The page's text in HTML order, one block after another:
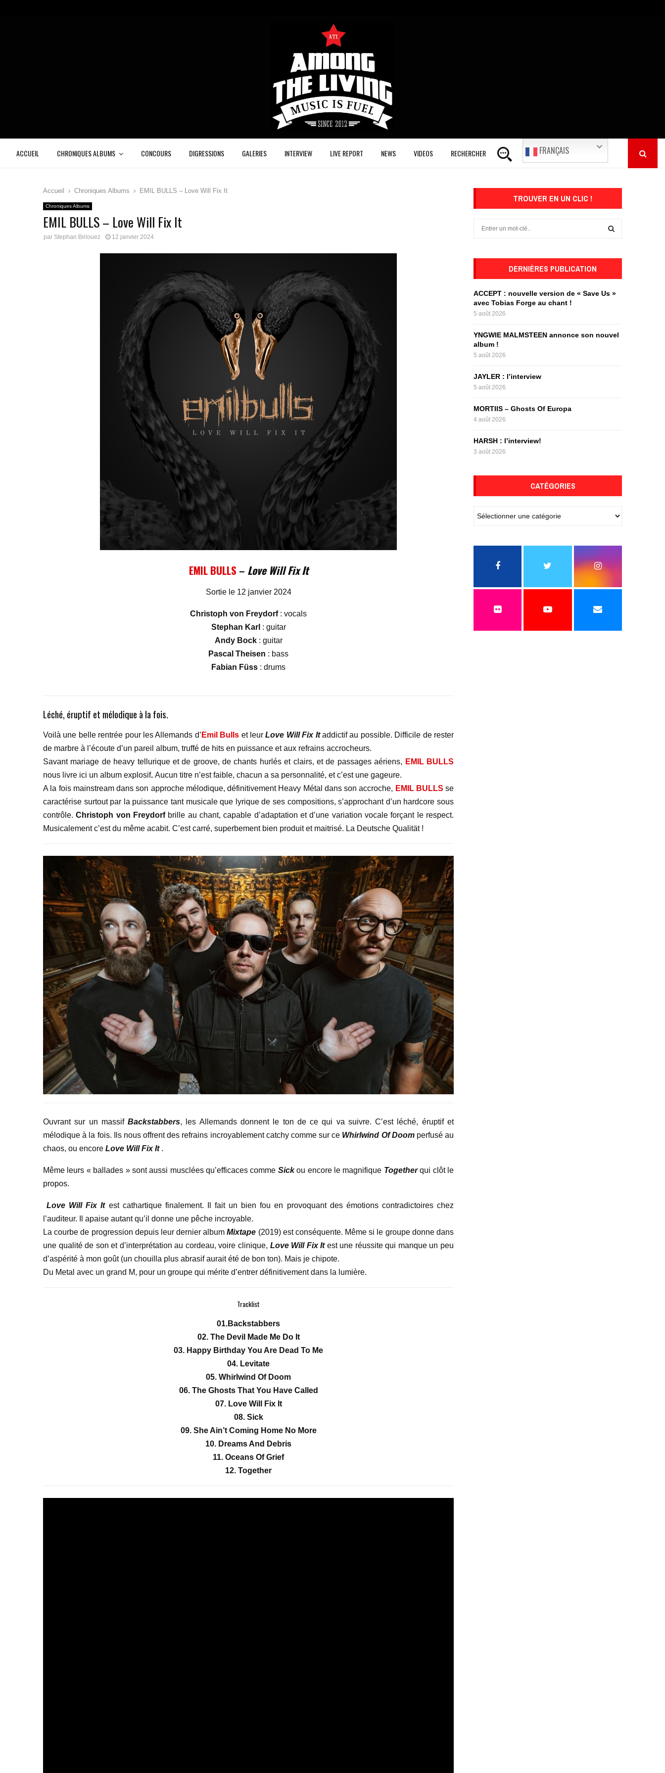
ACCUEIL CHRONIQUES ALBUMS CONCOURS DIGRESSIONS GALERIES INTERVIEW LIVE REPORT NEWS VIDEOS RECHERCHER FRANÇAIS
Accueil Chroniques Albums EMIL BULLS – Love Will Fix It
Chroniques Albums
EMIL BULLS – Love Will Fix It
par Stephan Birlouez 12 janvier 2024
EMIL BULLS – Love Will Fix It
Sortie le 12 janvier 2024
Christoph von Freydorf: vocals
Stephan Karl : guitar
Andy Bock: guitar
Pascal Theisen : bass
Fabian Füss : drums
Léché, éruptif et mélodique à la fois.
Voilà une belle rentrée pour les Allemands d’ Emil Bulls et leurLove Will Fix Itaddictif au possible. Difficile de rester
de marbre à l’écoute d’un pareil album, truffé de hits en puissance et aux refrains accrocheurs.
Savant mariage de heavy tellurique et de groove, de chants hurlés et clairs, et de passages aériens, EMIL BULLS
nous livre ici un album explosif. Aucun titre n’est faible, chacun a sa personnalité, et c’est une gageure.
A la fois mainstream dans son approche mélodique, définitivement Heavy Métal dans son accroche, EMIL BULLS se
caractérise surtout par la puissance tant musicale que lyrique de ses compositions, s’approchant d’un hardcore sous
contrôle.Christoph von Freydorfbrille au chant, capable d’adaptation et d’une variation vocale forçant le respect.
Musicalement c’est du même acabit. C’est carré, superbement bien produit et maitrisé. La Deutsche Qualität !
Ouvrant sur un massifBackstabbers, les Allemands donnent le ton de ce qui va suivre. C’est léché, éruptif et
mélodique à la fois. Ils nous offrent des refrains incroyablement catchy comme sur ce Whirlwind Of Doom perfusé au
chaos, ou encore Love Will Fix It.
Même leurs « ballades » sont aussi musclées qu’efficaces comme Sickou encore le magnifique Togetherqui clôt le
propos.
Love Will Fix Itest cathartique finalement. Il fait un bien fou en provoquant des émotions contradictoires chez
l’auditeur. Il apaise autant qu’il donne une pêche incroyable.
La courbe de progression depuis leur dernier albumMixtape (2019) est conséquente. Même si le groupe donne dans
une qualité de son et d’interprétation au cordeau, voire clinique, Love Will Fix It est une réussite qui manque un peu
d’aspérité à mon goût (un chouilla plus abrasif aurait été de bon ton). Mais je chipote.
Du Metal avec un grand M, pour un groupe qui mérite d’entrer définitivement dans la lumière.
Tracklist
01.Backstabbers
02. The Devil Made Me Do It
03. Happy Birthday You Are Dead To Me
04. Levitate
05. Whirlwind Of Doom
06. The Ghosts That You Have Called
07. Love Will Fix It
08. Sick
09. She Ain’t Coming Home No More
10. Dreams And Debris
11. Oceans Of Grief
12. Together
TROUVER EN UN CLIC !
o
r
:
DERNIÈRES PUBLICATION
ACCEPT : nouvelle version de « Save Us »
avec Tobias Forge au chant !
5 août 2026
YNGWIE MALMSTEEN annonce son nouvel
album !
5 août 2026
JAYLER : l’interview
5 août 2026
MORTIIS – Ghosts Of Europa
4 août 2026
HARSH : l’interview!
3 août 2026
CATÉGORIES